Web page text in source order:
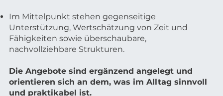
Im Mittelpunkt stehen gegenseitige
Unterstützung, Wertschätzung von Zeit und
Fähigkeiten sowie überschaubare,
nachvollziehbare Strukturen.
Die Angebote sind ergänzend angelegt und
orientieren sich an dem, was im Alltag sinnvoll
und praktikabel ist.